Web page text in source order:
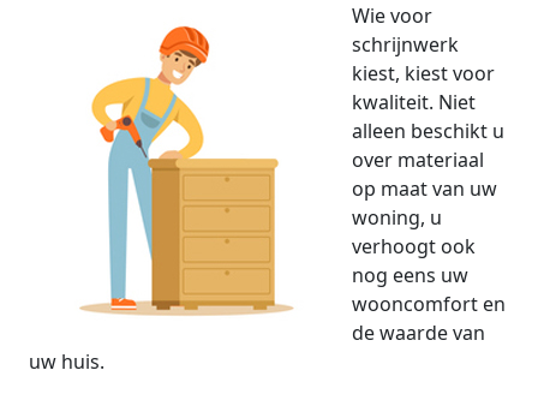
Wie voor
schrijnwerk
kiest, kiest voor
kwaliteit. Niet
alleen beschikt u
over materiaal
op maat van uw
woning, u
verhoogt ook
nog eens uw
wooncomfort en
de waarde van
uw huis.